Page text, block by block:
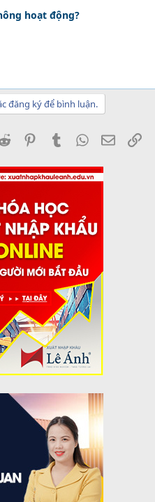
hoạt động?
đăng ký để bình luận.
Reddit PinterestTumblrWhatsApp
Email